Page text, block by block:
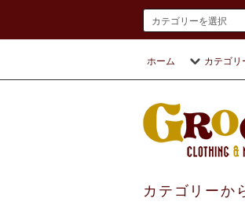
ホーム カテゴリ
カテゴリーか